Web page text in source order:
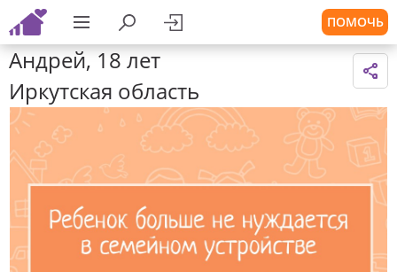
ПОМОЧЬ
Андрей, 18 лет
Иркутская область